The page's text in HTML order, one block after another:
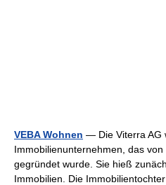
VEBA Wohnen — Die Viterra AG
Immobilienunternehmen, das von
gegründet wurde. Sie hieß
Immobilien. Die